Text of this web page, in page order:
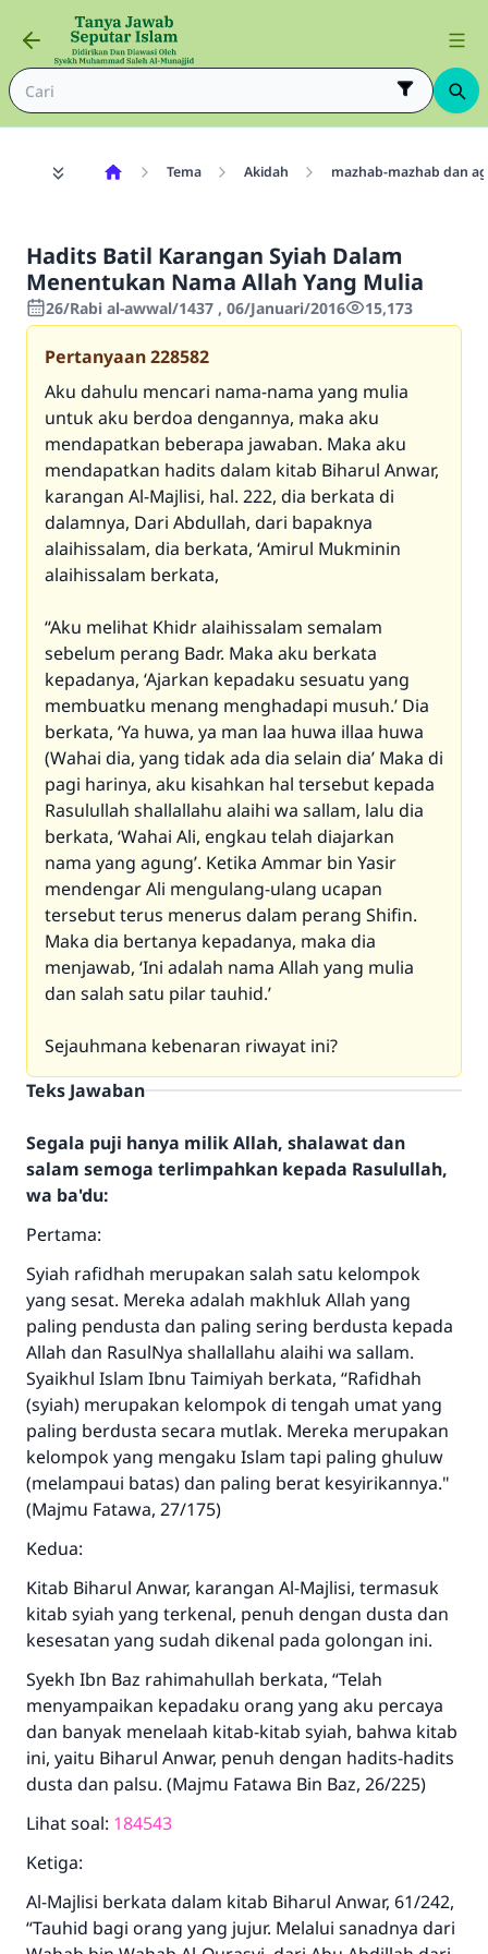
Tema Akidah mazhab-mazhab dan
Hadits Batil Karangan Syiah Dalam
Menentukan Nama Allah Yang Mulia
26/Rabi al-awwal/1437 , 06/Januari/2016 15,173
Pertanyaan228582
Aku dahulu mencari nama-nama yang mulia
untuk aku berdoa dengannya, maka aku
mendapatkan beberapa jawaban. Maka aku
mendapatkan hadits dalam kitab Biharul Anwar,
karangan Al-Majlisi, hal. 222, dia berkata di
dalamnya, Dari Abdullah, dari bapaknya
alaihissalam, dia berkata, ‘Amirul Mukminin
alaihissalam berkata,
“Aku melihat Khidr alaihissalam semalam
sebelum perang Badr. Maka aku berkata
kepadanya, ‘Ajarkan kepadaku sesuatu yang
membuatku menang menghadapi musuh.’ Dia
berkata, ‘Ya huwa, ya man laa huwa illaa huwa
(Wahai dia, yang tidak ada dia selain dia’ Maka di
pagi harinya, aku kisahkan hal tersebut kepada
Rasulullah shallallahu alaihi wa sallam, lalu dia
berkata, ‘Wahai Ali, engkau telah diajarkan
nama yang agung’. Ketika Ammar bin Yasir
mendengar Ali mengulang-ulang ucapan
tersebut terus menerus dalam perang Shifin.
Maka dia bertanya kepadanya, maka dia
menjawab, ‘Ini adalah nama Allah yang mulia
dan salah satu pilar tauhid.’
Sejauhmana kebenaran riwayat ini?
Teks Jawaban
Segala puji hanya milik Allah, shalawat dan
salam semoga terlimpahkan kepada Rasulullah,
wa ba'du:
Pertama:
Syiah rafidhah merupakan salah satu kelompok
yang sesat. Mereka adalah makhluk Allah yang
paling pendusta dan paling sering berdusta kepada
Allah dan RasulNya shallallahu alaihi wa sallam.
Syaikhul Islam Ibnu Taimiyah berkata, “Rafidhah
(syiah) merupakan kelompok di tengah umat yang
paling berdusta secara mutlak. Mereka merupakan
kelompok yang mengaku Islam tapi paling ghuluw
(melampaui batas) dan paling berat kesyirikannya."
(Majmu Fatawa, 27/175)
Kedua:
Kitab Biharul Anwar, karangan Al-Majlisi, termasuk
kitab syiah yang terkenal, penuh dengan dusta dan
kesesatan yang sudah dikenal pada golongan ini.
Syekh Ibn Baz rahimahullah berkata, “Telah
menyampaikan kepadaku orang yang aku percaya
dan banyak menelaah kitab-kitab syiah, bahwa kitab
ini, yaitu Biharul Anwar, penuh dengan hadits-hadits
dusta dan palsu. (Majmu Fatawa Bin Baz, 26/225)
Lihat soal: 184543
Ketiga:
Al-Majlisi berkata dalam kitab Biharul Anwar, 61/242,
“Tauhid bagi orang yang jujur. Melalui sanadnya dari